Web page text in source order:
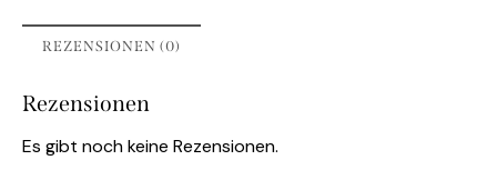
REZENSIONEN (0)
Rezensionen
Es gibt noch keine Rezensionen.